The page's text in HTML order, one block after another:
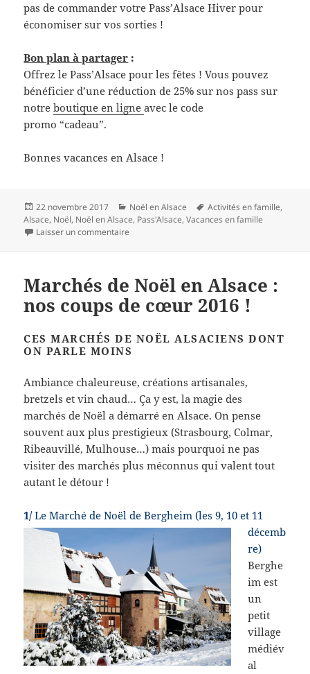
pas de commander votre Pass’Alsace Hiver pour
économiser sur vos sorties !
Bon plan à partager :
Offrez le Pass’Alsace pour les fêtes ! Vous pouvez
bénéficier d’une réduction de 25% sur nos pass sur
notreboutique en ligneavec le code
promo “cadeau”.
Bonnes vacances en Alsace !
Publié
le
22 novembre 2017 Catégories
Noël en Alsace
Mots-
clés
Activités en famille,
Alsace, Noël, Noël en Alsace, Pass'Alsace,Vacances en famille
Laisser un commentaire
Marchés de Noël en Alsace :
nos coups de cœur 2016 !
CES MARCHÉS DE NOËL ALSACIENS DONT
ON PARLE MOINS
Ambiance chaleureuse, créations artisanales,
bretzels et vin chaud… Ça y est, la magie des
marchés de Noël a démarré en Alsace. On pense
souvent aux plus prestigieux (Strasbourg, Colmar,
Ribeauvillé, Mulhouse…) mais pourquoi ne pas
visiter des marchés plus méconnus qui valent tout
autant le détour !
1/Le Marché deNoël de Bergheim (les 9, 10 et 11
décemb
re)
Berghe
im est
un
petit
village
médiév
al